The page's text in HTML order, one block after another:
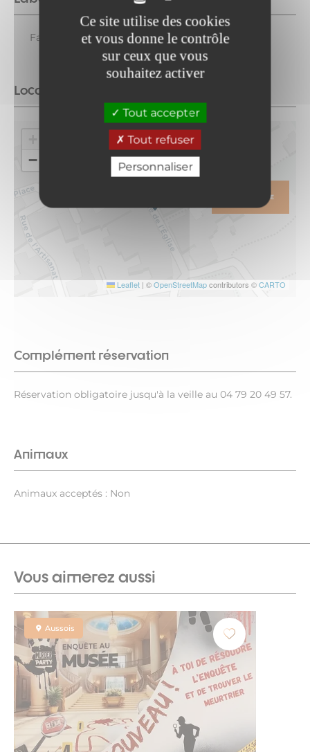
Ce site utilise des cookies
et vous donne le contrôle
sur ceux que vous
souhaitez activer
Tout accepter
Tout refuser
Personnaliser
Famille plus
Localisation
−
Leaflet | ©OpenStreetMapcontributors ©CARTO
ITINÉRAIRE
Complément réservation
Réservation obligatoire jusqu'à la veille au 04 79 20 49 57.
Animaux
Animaux acceptés : Non
Vous aimerez aussi
Aussois